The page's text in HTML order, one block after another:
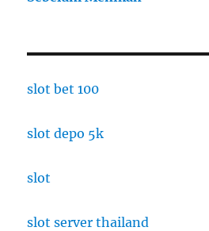
slot bet 100
slot depo 5k
slot
slot server thailand